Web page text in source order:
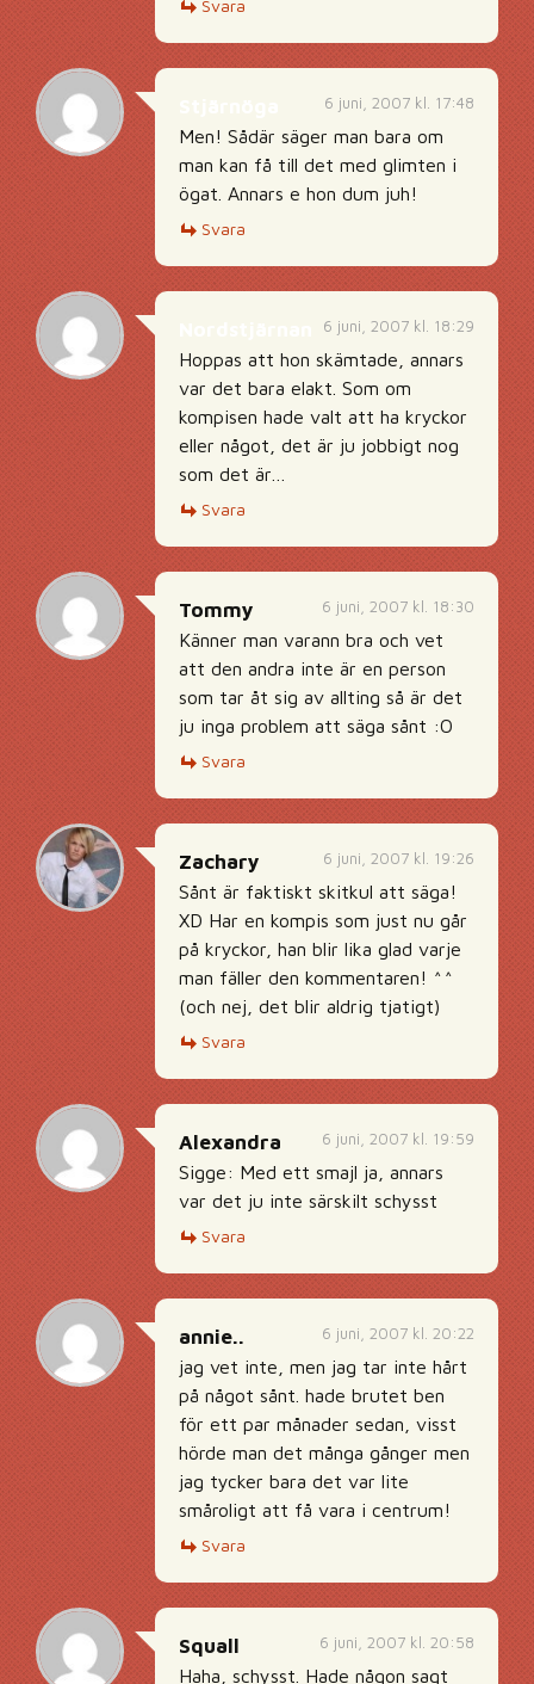
Svara
6 juni, 2007 kl. 17:48
Men! Sådär säger man bara om
man kan få till det med glimten i
ögat. Annars e hon dum juh!
Svara
6 juni, 2007 kl. 18:29
Hoppas att hon skämtade, annars
var det bara elakt. Som om
kompisen hade valt att ha kryckor
eller något, det är ju jobbigt nog
som det är…
Svara
6 juni, 2007 kl. 18:30
Tommy
Känner man varann bra och vet
att den andra inte är en person
som tar åt sig av allting så är det
ju inga problem att säga sånt :O
Svara
6 juni, 2007 kl. 19:26
Zachary
Sånt är faktiskt skitkul att säga!
XD Har en kompis som just nu går
på kryckor, han blir lika glad varje
man fäller den kommentaren! ^^
(och nej, det blir aldrig tjatigt)
Svara
6 juni, 2007 kl. 19:59
Alexandra
Sigge: Med ett smajl ja, annars
var det ju inte särskilt schysst
Svara
6 juni, 2007 kl. 20:22
annie..
jag vet inte, men jag tar inte hårt
på något sånt. hade brutet ben
för ett par månader sedan, visst
hörde man det många gånger men
jag tycker bara det var lite
småroligt att få vara i centrum!
Svara
6 juni, 2007 kl. 20:58
Squall
Haha, schysst. Hade någon sagt